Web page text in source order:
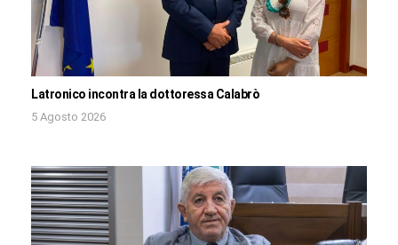
Latronico incontra la dottoressa Calabrò
5 Agosto 2026